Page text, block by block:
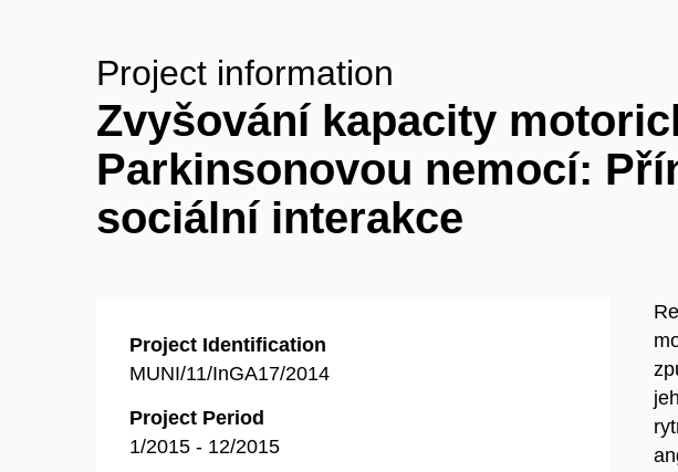
Project information
Zvyšování kapacity
Parkinsonovou nemocí:
sociální interakce
Project Identification
MUNI/11/InGA17/2014
Project Period
1/2015 - 12/2015